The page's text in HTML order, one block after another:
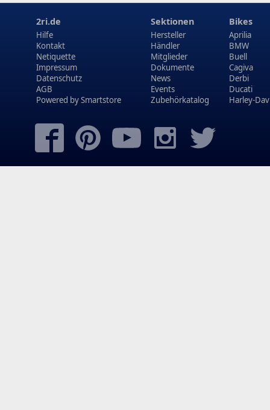
2ri.de
Hilfe
Kontakt
Netiquette
Impressum
Datenschutz
AGB
Powered bySmartstore
Sektionen
Hersteller
Händler
Mitglieder
Dokumente
News
Events
Zubehörkatalog
Bikes
Aprilia
BMW
Buell
Cagiva
Derbi
Ducati
Harley-